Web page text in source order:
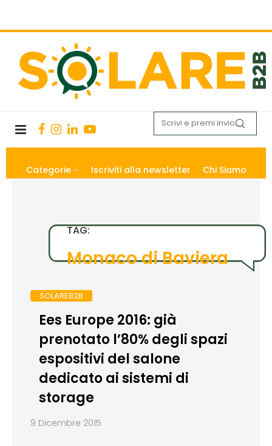
Categorie Iscriviti alla newsletter Chi Siamo
TAG:
Monaco di Baviera
SOLAREB2B
Ees Europe 2016: già
prenotato l’80% degli spazi
espositivi del salone
dedicato ai sistemi di
storage
9 Dicembre 2015